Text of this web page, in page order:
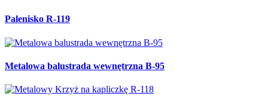
Palenisko R-119
Metalowa balustrada wewnętrzna B-95